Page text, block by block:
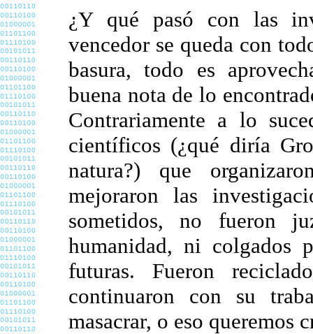
¿Y qué pasó con las
vencedor se queda con
basura, todo es
buena nota de lo
Contrariamente a lo
científicos (¿qué diría
natura?) que
mejoraron las
sometidos, no fueron
humanidad, ni colgados
futuras. Fueron
continuaron con su
masacrar, o eso queremos